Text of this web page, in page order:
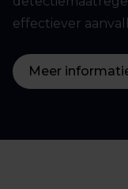
effectiever
Meer